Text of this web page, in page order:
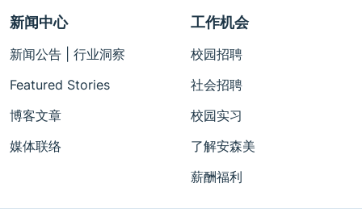
新闻中心
新闻公告 | 行业洞察
Featured Stories
博客文章
媒体联络
工作机会
校园招聘
社会招聘
校园实习
了解安森美
薪酬福利